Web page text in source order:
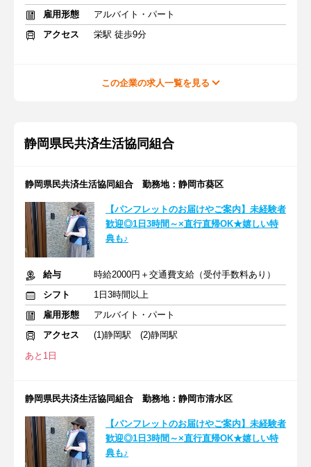
雇用形態
アルバイト・パート
アクセス
栄駅 徒歩9分
この企業の求人一覧を見る
静岡県民共済生活協同組合
静岡県民共済生活協同組合 勤務地：静岡市葵区
【パンフレットのお届けやご案内】未経験者
歓迎◎1日3時間～×直行直帰OK★嬉しい特
典も♪
給与
時給2000円＋交通費支給（受付手数料あり）
シフト
1日3時間以上
雇用形態
アルバイト・パート
アクセス
(1)静岡駅 (2)静岡駅
あと1日
静岡県民共済生活協同組合 勤務地：静岡市清水区
【パンフレットのお届けやご案内】未経験者
歓迎◎1日3時間～×直行直帰OK★嬉しい特
典も♪